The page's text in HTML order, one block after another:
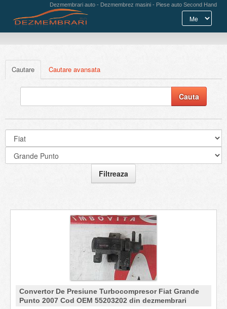
Dezmembrari auto - Dezmembrez masini - Piese auto Second Hand
Cautare Cautare avansata
Convertor De Presiune Turbocompresor Fiat Grande
Punto 2007 Cod OEM 55203202 din dezmembrari